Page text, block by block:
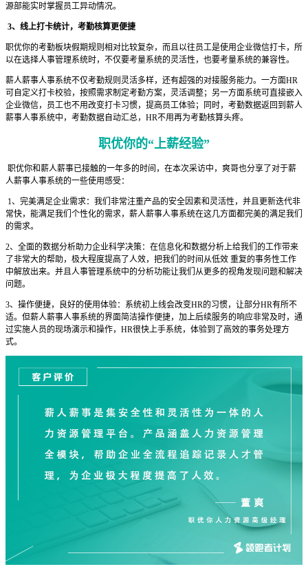
源部能实时掌握员工异动情况。
3、线上打卡统计，考勤核算更便捷
职优你的考勤板块假期规则相对比较复杂，而且以往员工是使用企业微信打卡，所
以在选择人事管理系统时，不仅要考量系统的灵活性，也要考量系统的兼容性。
薪人薪事人事系统不仅考勤规则灵活多样，还有超强的对接服务能力。一方面HR
可自定义打卡校验，按照需求制定考勤方案，灵活调整；另一方面系统可直接嵌入
企业微信，员工也不用改变打卡习惯，提高员工体验；同时，考勤数据返回到薪人
薪事人事系统中，考勤数据自动汇总，HR不用再为考勤核算头疼。
职优你的“上薪经验”
职优你和薪人薪事已接触的一年多的时间，在本次采访中，爽哥也分享了对于薪
人薪事人事系统的一些使用感受：
1、完美满足企业需求：我们非常注重产品的安全因素和灵活性，并且更新迭代非
常快，能满足我们个性化的需求，薪人薪事人事系统在这几方面都完美的满足我们
的需求。
2、全面的数据分析助力企业科学决策：在信息化和数据分析上给我们的工作带来
了非常大的帮助，极大程度提高了人效，把我们的时间从低效 重复的事务性工作
中解放出来。并且人事管理系统中的分析功能让我们从更多的视角发现问题和解决
问题。
3、操作便捷，良好的使用体验：系统初上线会改变HR的习惯，让部分HR有所不
适。但薪人薪事人事系统的界面简洁操作便捷，加上后续服务的响应非常及时，通
过实施人员的现场演示和操作，HR很快上手系统，体验到了高效的事务处理方
式。